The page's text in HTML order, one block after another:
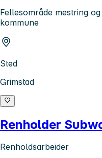
Fellesområde mestring
kommune
Sted
Grimstad
Renholder
Renholdsarbeider